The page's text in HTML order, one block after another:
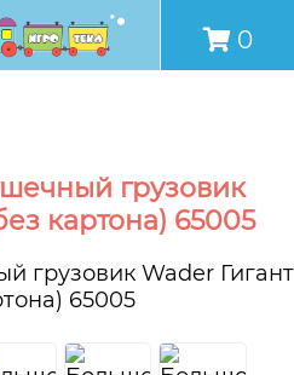
0
грузовик
картона) 65005